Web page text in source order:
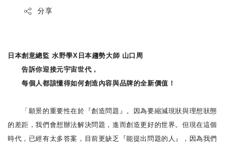
分享
日本創意總監 水野學X日本趨勢大師 山口周
告訴你迎接元宇宙世代，
每個人都該懂得如何創造內容與品牌的全新價值！
「願景的重要性在於『創造問題』。因為要縮減現狀與理想狀態
的差距，我們會想辦法解決問題，進而創造更好的世界。但現在這個
時代，已經有太多答案，目前更缺乏『能提出問題的人』，因為我們